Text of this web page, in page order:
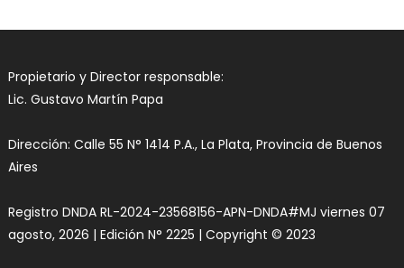
Propietario y Director responsable:
Lic. Gustavo Martín Papa
Dirección: Calle 55 N° 1414 P.A., La Plata, Provincia de Buenos
Aires
Registro DNDA RL-2024-23568156-APN-DNDA#MJ viernes 07
agosto, 2026 | Edición N° 2225 | Copyright © 2023